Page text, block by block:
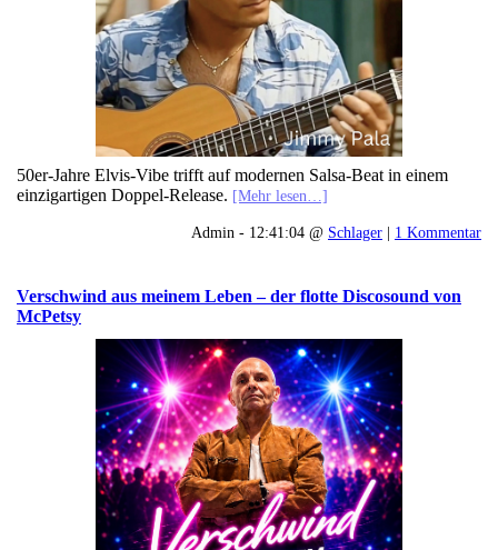
50er-Jahre Elvis-Vibe trifft auf modernen Salsa-Beat in einem
einzigartigen Doppel-Release. [Mehr lesen…]
Admin - 12:41:04 @ Schlager | 1 Kommentar
Verschwind aus meinem Leben – der flotte Discosound von
McPetsy